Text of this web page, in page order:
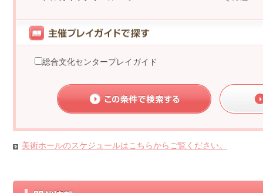
総合文化センタープレイガイド
美術ホールのスケジュールはこちらからご覧ください。